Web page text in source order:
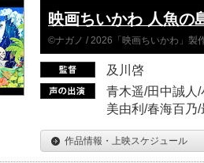
映画ちいかわ 人魚の
©ナガノ / 2026「映画ちいかわ」製
及川啓
青木遥/田中誠人
美由利/春海百乃
作品情報・上映スケジュール